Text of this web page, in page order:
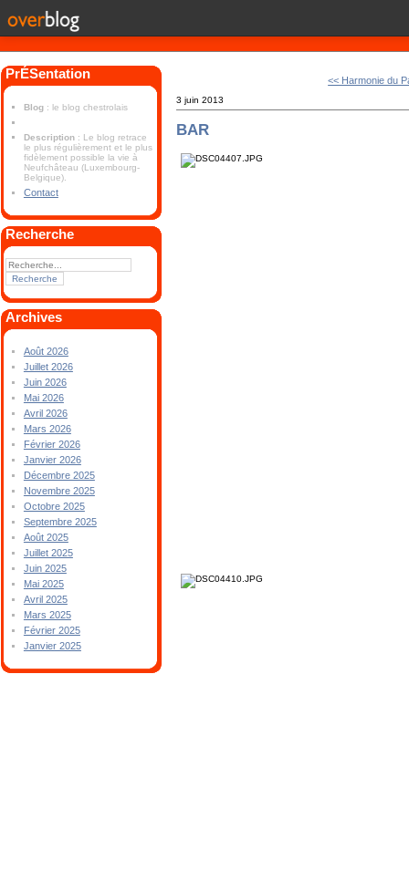
PrÉSentation
Blog : le blog chestrolais
Description : Le blog retrace
le plus régulièrement et le plus
fidèlement possible la vie à
Neufchâteau (Luxembourg-
Belgique).
Contact
Recherche
Archives
Août 2026
Juillet 2026
Juin 2026
Mai 2026
Avril 2026
Mars 2026
Février 2026
Janvier 2026
Décembre 2025
Novembre 2025
Octobre 2025
Septembre 2025
Août 2025
Juillet 2025
Juin 2025
Mai 2025
Avril 2025
Mars 2025
Février 2025
Janvier 2025
<< Harmonie du
3 juin 2013
BAR